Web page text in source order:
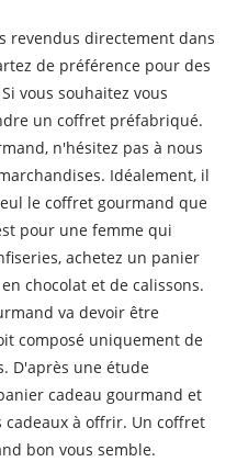
revendus directement dans
de préférence pour des
vous souhaitez vous
un coffret préfabriqué.
n'hésitez pas à nous
Idéalement, il
le coffret gourmand que
pour une femme qui
achetez un panier
chocolat et de calissons.
va devoir être
composé uniquement de
D'après une étude
cadeau gourmand et
cadeaux à offrir. Un coffret
bon vous semble.